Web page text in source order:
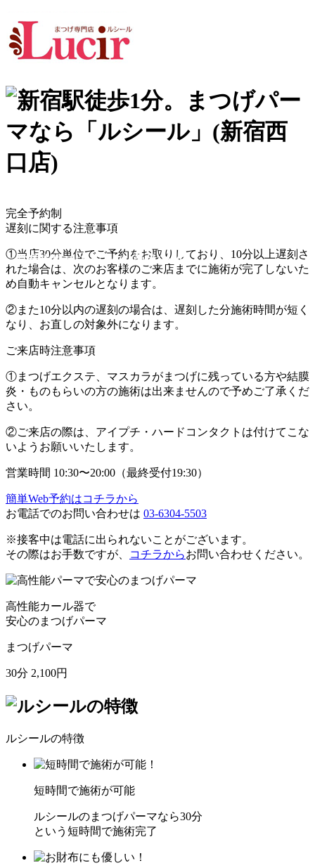
営業時間 10:30〜20:00 (受付19:30)
完全予約制
遅刻に関する注意事項
①当店30分単位でご予約をお取りしており、 10分以上遅刻 さ
れた場合は、次のお客様のご来店までに施術が完了しないた
め自動キャンセルとなります。
②また10分以内の遅刻 の場合は、遅刻した分施術時間が短く
なり
、お直しの対象外になります。
ご来店時注意事項
①まつげエクステ、マスカラがまつげに残っている方や結膜
炎・ものもらいの方の施術は出来ませんので予めご了承くだ
さい。
②ご来店の際は、 アイプチ・ハードコンタクト は付けてこな
いようお願いいたします。
営業時間 10:30〜20:00（最終受付19:30）
簡単Web予約はコチラから
お電話でのお問い合わせは 03-6304-5503
※接客中は電話に出られないことがございます。
その際はお手数ですが、
コチラからお問い合わせください。
高性能カール器で
安心のまつげパーマ
まつげパーマ
30分 2,100円
ルシールの特徴
短時間で施術が可能
ルシールのまつげパーマなら30分
という短時間で施術完了